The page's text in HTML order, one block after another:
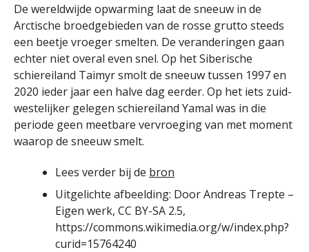
De wereldwijde opwarming laat de sneeuw in de
Arctische broedgebieden van de rosse grutto steeds
een beetje vroeger smelten. De veranderingen gaan
echter niet overal even snel. Op het Siberische
schiereiland Taimyr smolt de sneeuw tussen 1997 en
2020 ieder jaar een halve dag eerder. Op het iets zuid-
westelijker gelegen schiereiland Yamal was in die
periode geen meetbare vervroeging van met moment
waarop de sneeuw smelt.
Lees verder bij de bron
Uitgelichte afbeelding: Door Andreas Trepte –
Eigen werk, CC BY-SA 2.5,
https://commons.wikimedia.org/w/index.php?
curid=15764240